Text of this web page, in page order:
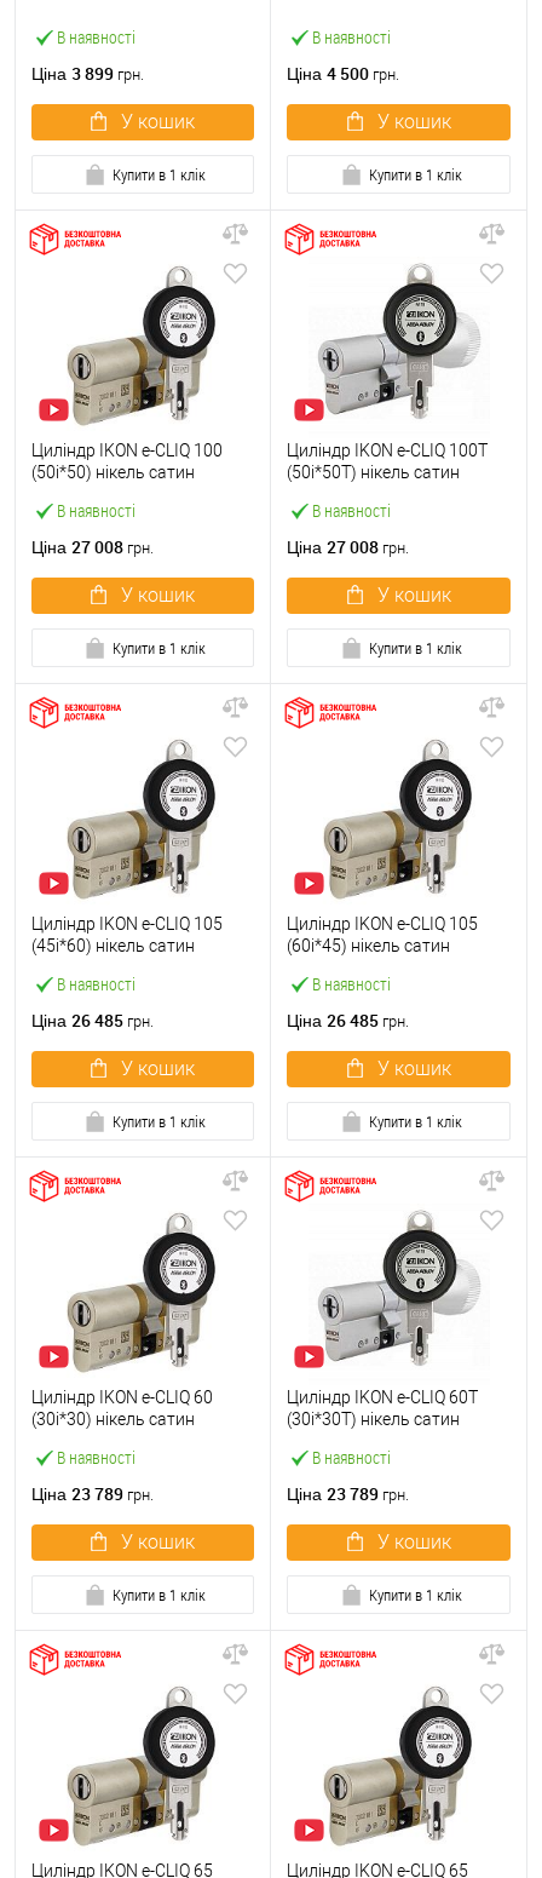
В наявності
Ціна 3 899 грн.
У кошик
Купити в 1 клік
В наявності
Ціна 4 500 грн.
У кошик
Купити в 1 клік
В наявності
Циліндр IKON e-CLIQ 100
(50i*50) нікель сатин
Ціна 27 008 грн.
У кошик
Купити в 1 клік
В наявності
Циліндр IKON e-CLIQ 100T
(50i*50T) нікель сатин
Ціна 27 008 грн.
У кошик
Купити в 1 клік
В наявності
Циліндр IKON e-CLIQ 105
(45i*60) нікель сатин
Ціна 26 485 грн.
У кошик
Купити в 1 клік
В наявності
Циліндр IKON e-CLIQ 105
(60i*45) нікель сатин
Ціна 26 485 грн.
У кошик
Купити в 1 клік
В наявності
Циліндр IKON e-CLIQ 60
(30i*30) нікель сатин
Ціна 23 789 грн.
У кошик
Купити в 1 клік
В наявності
Циліндр IKON e-CLIQ 60T
(30i*30T) нікель сатин
Ціна 23 789 грн.
У кошик
Купити в 1 клік
Циліндр IKON e-CLIQ 65 Циліндр IKON e-CLIQ 65